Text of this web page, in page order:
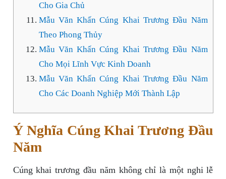
Cho Gia Chủ
Mẫu Văn Khấn Cúng Khai Trương Đầu Năm
Theo Phong Thủy
Mẫu Văn Khấn Cúng Khai Trương Đầu Năm
Cho Mọi Lĩnh Vực Kinh Doanh
Mẫu Văn Khấn Cúng Khai Trương Đầu Năm
Cho Các Doanh Nghiệp Mới Thành Lập
Ý Nghĩa Cúng Khai Trương Đầu
Năm
Cúng khai trương đầu năm không chỉ là một nghi lễ